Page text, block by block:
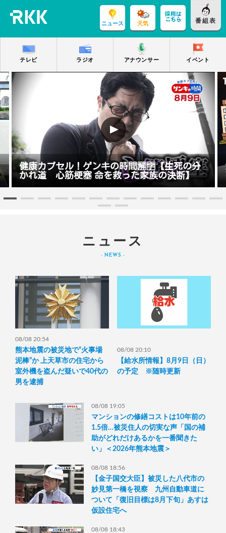
ニュース 天気 番組表
テレビ ラジオ アナウンサー イベント
の分
】
がっちりマンデー！！地方ビジネスホテル
アメニティ無し謎宿「マエノリ・アトハク
ニュース
- NEWS -
08/08 20:54
熊本地震の被災地で“火事場
泥棒”か 上天草市の住宅から
室外機を盗んだ疑いで40代の
男を逮捕
08/08 20:10
【給水所情報】8月9日（日）
の予定 ※随時更新
08/08 19:05
マンションの修繕コストは10年前の
1.5倍…被災住人の切実な声「国の補
助がどれだけあるかを一番聞きた
い」＜2026年熊本地震＞
08/08 18:56
【金子国交大臣】被災した八代市の
妙見第一橋を視察 九州自動車道に
ついて「復旧目標は8月下旬」あすは
仮設住宅へ
08/08 18:43